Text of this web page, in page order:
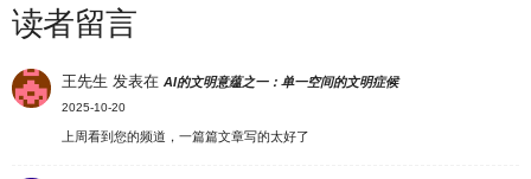
读者留言
王先生 发表在AI的文明意蕴之一：单一空间的文明症候
2025-10-20
上周看到您的频道，一篇篇文章写的太好了